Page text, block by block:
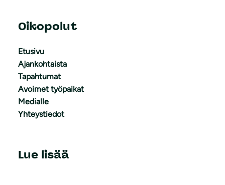
Oikopolut
Etusivu
Ajankohtaista
Tapahtumat
Avoimet työpaikat
Medialle
Yhteystiedot
Lue lisää